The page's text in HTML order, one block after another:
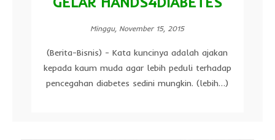
Minggu, November 15, 2015
(Berita-Bisnis) - Kata kuncinya adalah ajakan
kepada kaum muda agar lebih peduli terhadap
pencegahan diabetes sedini mungkin. (lebih…)